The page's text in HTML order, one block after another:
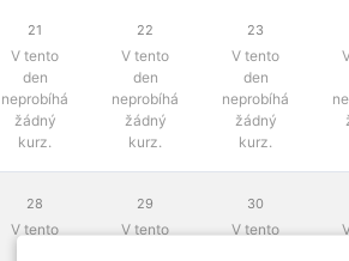
21
V tento
den
neprobíhá
žádný
kurz.
22
V tento
den
neprobíhá
žádný
kurz.
23
V tento
den
neprobíhá
žádný
kurz.
28
V tento
29
V tento
30
V tento